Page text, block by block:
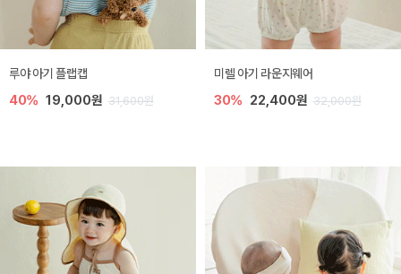
루야 아기 플랩캡
40% 19,000원 31,600원
미렐 아기 라운지웨어
30% 22,400원 32,000원